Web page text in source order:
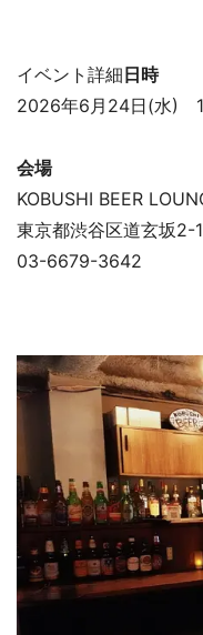
イベント詳細日時
2026年6月24日(水)
会場
KOBUSHI BEER
東京都渋谷区道玄坂2-
03-6679-3642